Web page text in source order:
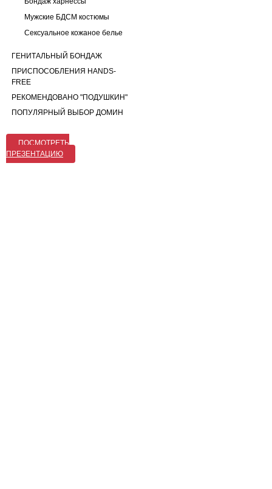
Мужские БДСМ костюмы
Сексуальное кожаное белье
ГЕНИТАЛЬНЫЙ БОНДАЖ
ПРИСПОСОБЛЕНИЯ HANDS-
FREE
РЕКОМЕНДОВАНО "ПОДУШКИН"
ПОПУЛЯРНЫЙ ВЫБОР ДОМИН
ПОСМОТРЕТЬ
ПРЕЗЕНТАЦИЮ